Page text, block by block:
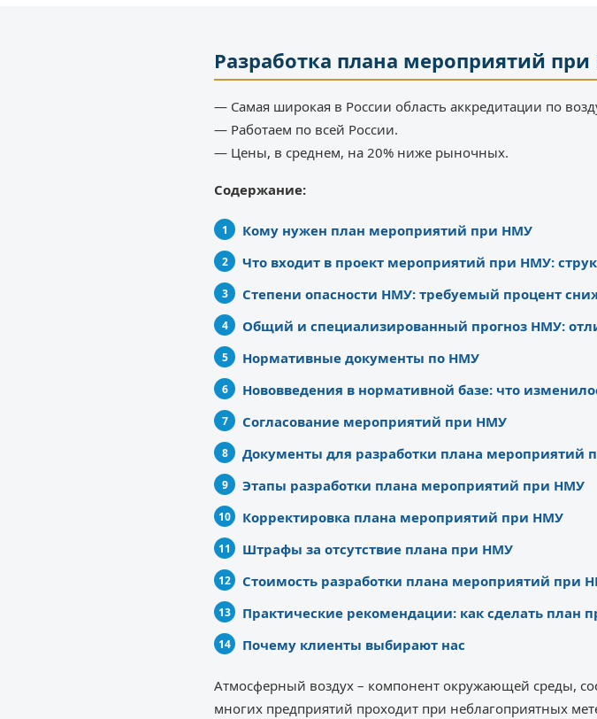
Разработка плана мероприятий
— Самая широкая в России область аккредитации по
— Работаем по всей России.
— Цены, в среднем, на 20% ниже рыночных.
Содержание:
Кому нужен план мероприятий при НМУ
Что входит в проект мероприятий при НМУ:
Степени опасности НМУ: требуемый процент
Общий и специализированный прогноз НМУ:
Нормативные документы по НМУ
Нововведения в нормативной базе: что
Согласование мероприятий при НМУ
Документы для разработки плана мероприятий
Этапы разработки плана мероприятий при НМУ
Корректировка плана мероприятий при НМУ
Штрафы за отсутствие плана при НМУ
Стоимость разработки плана мероприятий при
Практические рекомендации: как сделать
Почему клиенты выбирают нас
Атмосферный воздух – компонент окружающей среды,
многих предприятий проходит при неблагоприятных